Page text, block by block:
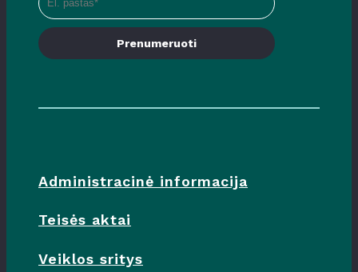
Prenumeruoti
Administracinė informacija
Teisės aktai
Veiklos sritys